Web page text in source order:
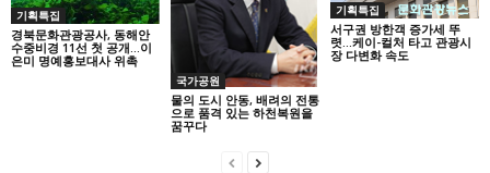
기획특집
경북문화관광공사, 동해안
수중비경 11선 첫 공개…이
은미 명예홍보대사 위촉
국가공원
물의 도시 안동, 배려의 전통
으로 품격 있는 하천복원을
꿈꾸다
기획특집
서구권 방한객 증가세 뚜
렷…케이-컬처 타고 관광시
장 다변화 속도